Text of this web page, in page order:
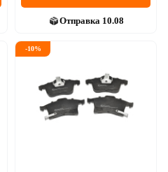
Отправка 10.08
-10%